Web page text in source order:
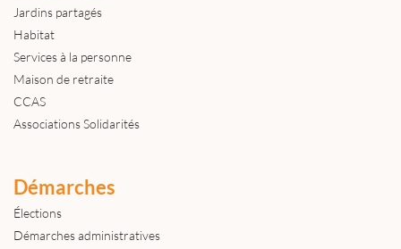
Jardins partagés
Habitat
Services à la personne
Maison de retraite
CCAS
Associations Solidarités
Démarches
Élections
Démarches administratives